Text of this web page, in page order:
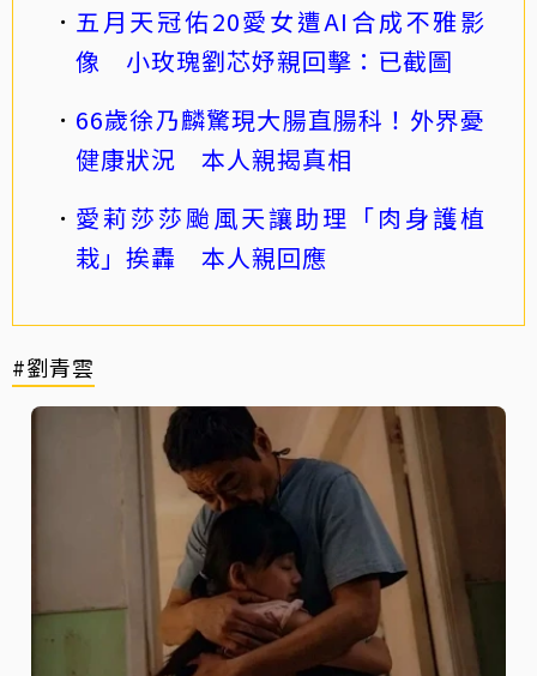
五月天冠佑20愛女遭AI合成不雅影
像 小玫瑰劉芯妤親回擊：已截圖
66歲徐乃麟驚現大腸直腸科！外界憂
健康狀況 本人親揭真相
愛莉莎莎颱風天讓助理「肉身護植
栽」挨轟 本人親回應
#劉青雲